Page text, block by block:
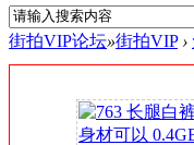
街拍VIP论坛»街拍VIP ›